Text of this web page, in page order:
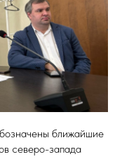
ближайшие
северо-запада